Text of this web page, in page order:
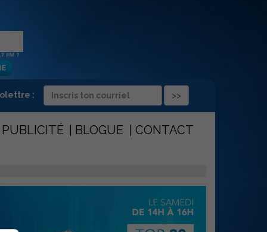
:
PUBLICITÉ BLOGUE CONTACT